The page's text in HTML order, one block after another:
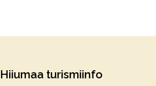
Hiiumaa turismiinfo